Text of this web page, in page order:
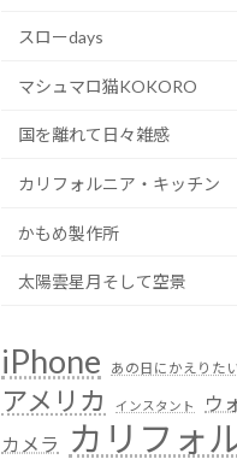
スローdays
マシュマロ猫KOKORO
国を離れて日々雑感
カリフォルニア・キッチン
かもめ製作所
太陽雲星月そして空景
iPhone あの日にかえりた
アメリカ
インスタント
ウ
カメラ
カリフォ